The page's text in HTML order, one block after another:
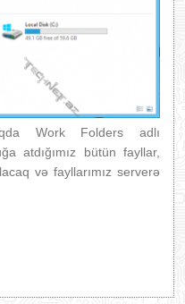
Work Folders adlı
atdığımız bütün fayllar,
və fayllarımız serverə